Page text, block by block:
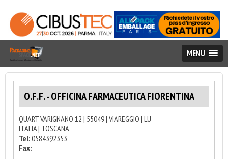
MENU
O.F.F. - OFFICINA FARMACEUTICA FIORENTINA
QUART VARIGNANO 12 | 55049 | VIAREGGIO | LU
ITALIA | TOSCANA
Tel:0584392353
Fax: